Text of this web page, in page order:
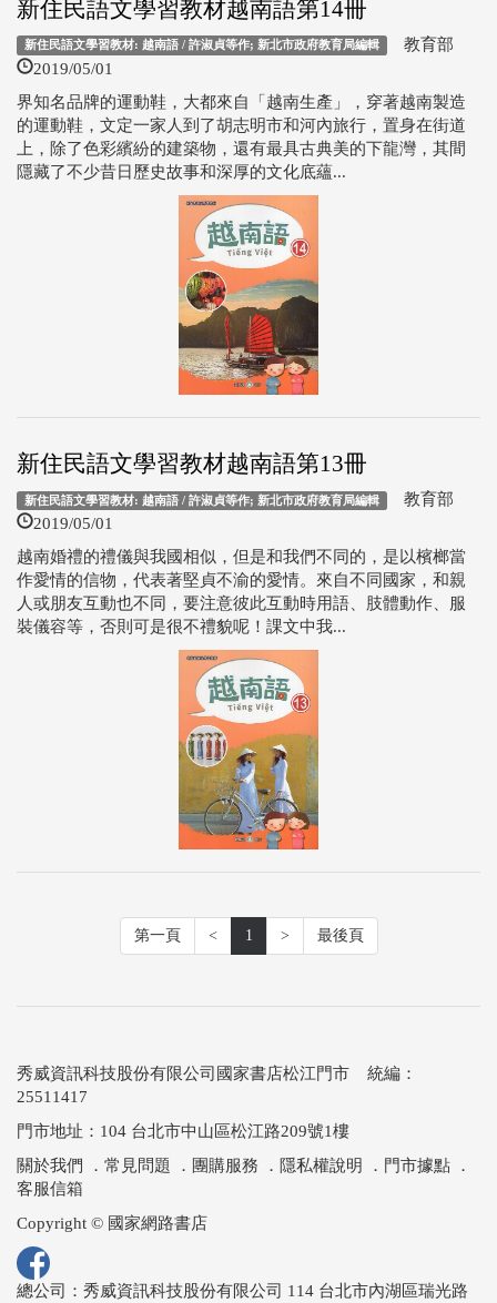
新住民語文學習教材越南語第14冊
新住民語文學習教材: 越南語 / 許淑貞等作; 新北市政府教育局編輯 教育部
2019/05/01
界知名品牌的運動鞋，大都來自「越南生產」，穿著越南製造
的運動鞋，文定一家人到了胡志明市和河內旅行，置身在街道
上，除了色彩繽紛的建築物，還有最具古典美的下龍灣，其間
隱藏了不少昔日歷史故事和深厚的文化底蘊...
新住民語文學習教材越南語第13冊
新住民語文學習教材: 越南語 / 許淑貞等作; 新北市政府教育局編輯 教育部
2019/05/01
越南婚禮的禮儀與我國相似，但是和我們不同的，是以檳榔當
作愛情的信物，代表著堅貞不渝的愛情。來自不同國家，和親
人或朋友互動也不同，要注意彼此互動時用語、肢體動作、服
裝儀容等，否則可是很不禮貌呢！課文中我...
第一頁 < 1 > 最後頁
秀威資訊科技股份有限公司國家書店松江門市 統編：
25511417
門市地址：104 台北市中山區松江路209號1樓
關於我們
． 常見問題 ． 團購服務 ． 隱私權說明 ． 門市據點 ．
客服信箱
Copyright © 國家網路書店
總公司：秀威資訊科技股份有限公司 114 台北市內湖區瑞光路